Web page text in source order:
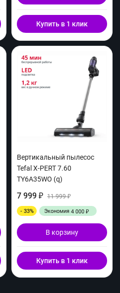
Купить в 1 клик
Вертикальный пылесос
Tefal X-PERT 7.60
TY6A35WO (q)
7 999 ₽ 11 999₽
- 33% Экономия 4 000 ₽
В корзину
Купить в 1 клик